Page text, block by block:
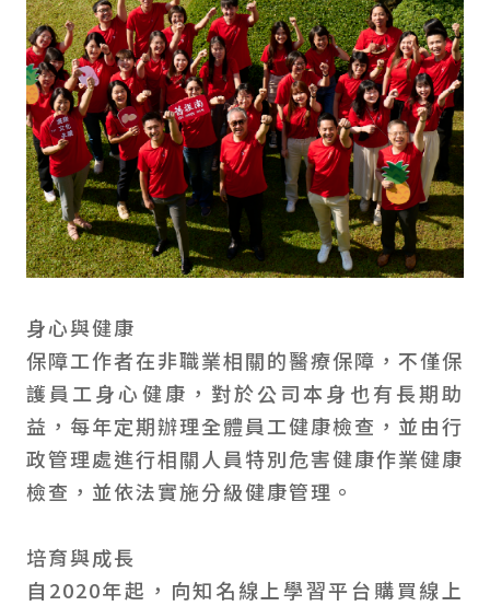
身心與健康
保障工作者在非職業相關的醫療保障，不僅保
護員工身心健康，對於公司本身也有長期助
益，每年定期辦理全體員工健康檢查，並由行
政管理處進行相關人員特別危害健康作業健康
檢查，並依法實施分級健康管理。
培育與成長
自2020年起，向知名線上學習平台購買線上